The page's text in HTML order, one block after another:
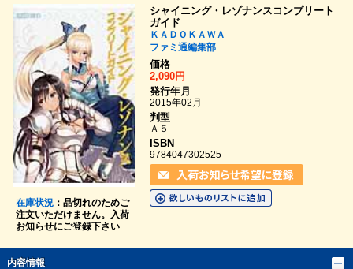
在庫状況：品切れのためご
注文いただけません。入荷
お知らせにご登録下さい
シャイニング・レゾナンスコンプリート
ガイド
ＫＡＤＯＫＡＷＡ
ファミ通編集部
価格
2,090円
発行年月
2015年02月
判型
Ａ５
ISBN
9784047302525
内容情報